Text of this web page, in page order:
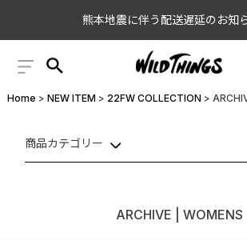
熊本地震に伴う配送遅延のお知
Home NEW ITEM 22FW COLLECTION
商品カテゴリー
ARCHIVE | WOMENS